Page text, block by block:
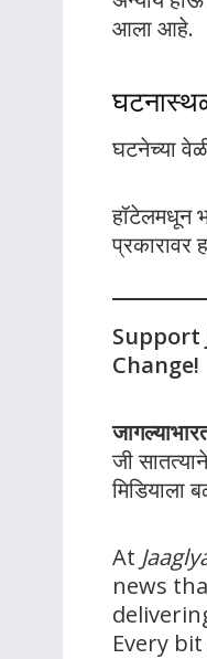
आला आहे.
घटनेच्या
हॉटेलमधून
Support
Change!
जी
मिडियाला
At
news
Every